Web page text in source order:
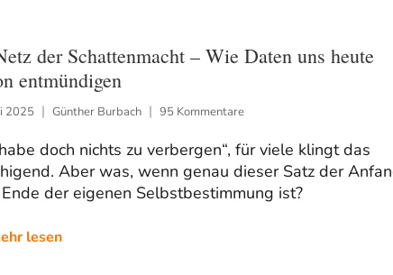
der Schattenmacht – Wie Daten uns heute
entmündigen
2025 Günther Burbach 95 Kommentare
doch nichts zu verbergen“, für viele klingt das
Aber was, wenn genau dieser Satz der
der eigenen Selbstbestimmung ist?
lesen